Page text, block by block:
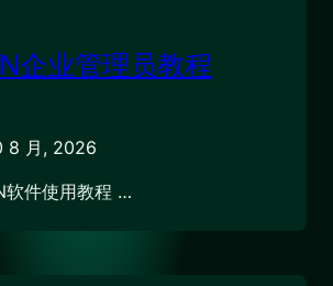
企业管理员教程
8 月, 2026
软件使用教程 …